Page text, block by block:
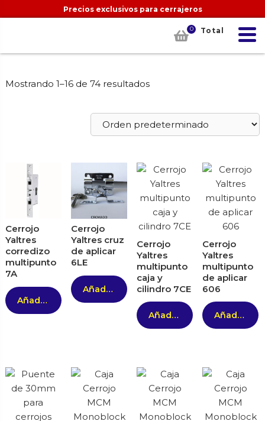
Precios exclusivos para cerrajeros
0 Total
Mostrando 1–16 de 74 resultados
Cerrojo
Yaltres
corredizo
multipunto
7A
Añadir al carrito
Cerrojo
Yaltres cruz
de aplicar
6LE
Añadir al carrito
Cerrojo
Yaltres
multipunto
caja y
cilindro 7CE
Añadir al carrito
Cerrojo
Yaltres
multipunto
de aplicar
606
Añadir al carrito